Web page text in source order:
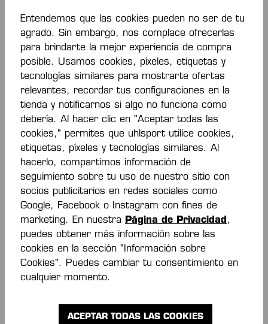
SWEATBAND (1
PAIR)
13,00 €*
SWEATBAND (1
PAIR)
13,00 €*
PREMIUM
60,00 €*
45,00 €*
Entendemos que las cookies pueden no ser de tu
agrado. Sin embargo, nos complace ofrecerlas
para brindarte la mejor experiencia de compra
posible. Usamos cookies, píxeles, etiquetas y
tecnologías similares para mostrarte ofertas
relevantes, recordar tus configuraciones en la
tienda y notificarnos si algo no funciona como
debería. Al hacer clic en "Aceptar todas las
cookies," permites que uhlsport utilice cookies,
etiquetas, píxeles y tecnologías similares. Al
hacerlo, compartimos información de
seguimiento sobre tu uso de nuestro sitio con
socios publicitarios en redes sociales como
Google, Facebook o Instagram con fines de
marketing. En nuestra
Página de Privacidad ,
puedes obtener más información sobre las
cookies en la sección "Información sobre
Cookies". Puedes cambiar tu consentimiento en
cualquier momento.
ACEPTAR TODAS LAS COOKIES